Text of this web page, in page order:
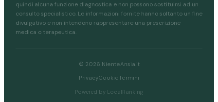
quindi alcuna funzione diagnostica e non possono sostituirsi ad un
consulto specialistico. Le informazioni fornite hanno soltanto un fine
divulgativo e non intendono rappresentare una prescrizione
medica o terapeutica.
© 2026 NienteAnsia.it
PrivacyCookieTermini
Powered by LocalRanking